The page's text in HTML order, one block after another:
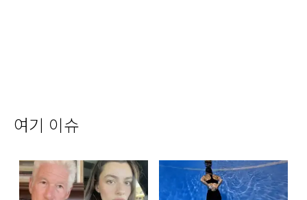
여기 이슈